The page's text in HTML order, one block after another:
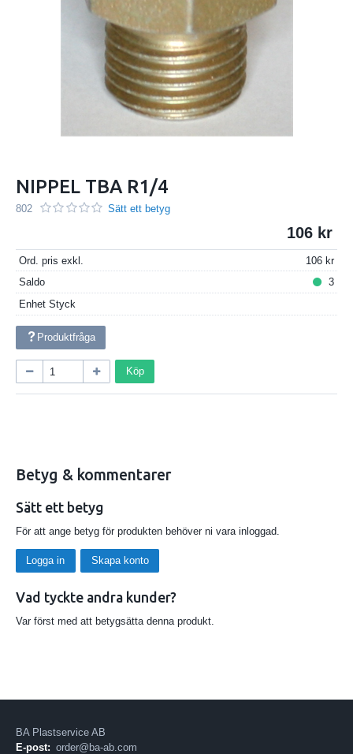
NIPPEL TBA R1/4
802 Sätt ett betyg
106
Ord. pris exkl.
106
Saldo
3
Enhet Styck
Produktfråga
Köp
Betyg & kommentarer
Sätt ett betyg
För att ange betyg för produkten behöver ni vara inloggad.
Logga in Skapa konto
Vad tyckte andra kunder?
Var först med att betygsätta denna produkt.
BA Plastservice AB
E-post: order@ba-ab.com